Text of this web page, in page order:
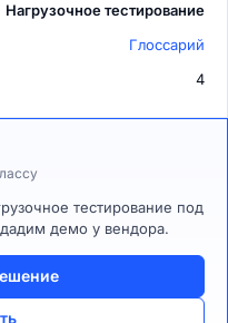
Нагрузочное тестирование
Глоссарий
4
тестирование под
демо у вендора.